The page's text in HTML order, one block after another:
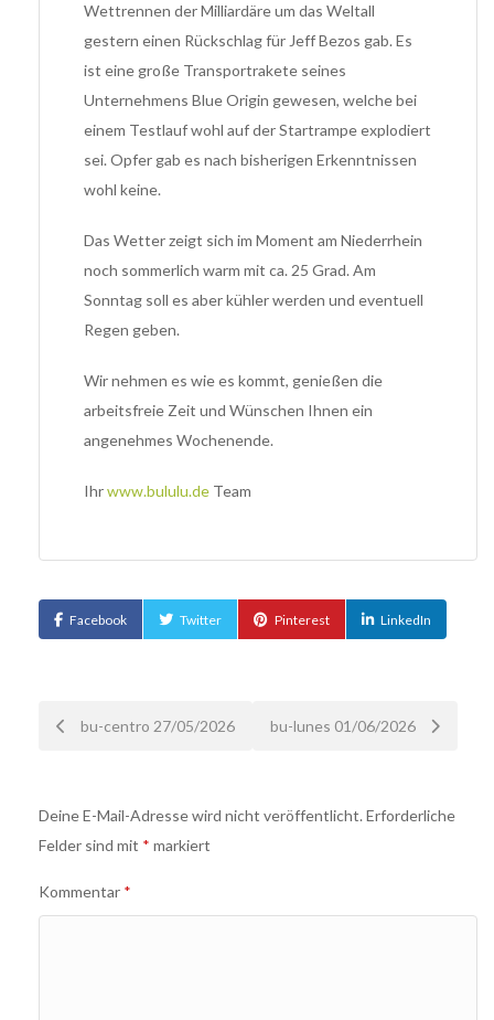
Wettrennen der Milliardäre um das Weltall
gestern einen Rückschlag für Jeff Bezos gab. Es
ist eine große Transportrakete seines
Unternehmens Blue Origin gewesen, welche bei
einem Testlauf wohl auf der Startrampe explodiert
sei. Opfer gab es nach bisherigen Erkenntnissen
wohl keine.
Das Wetter zeigt sich im Moment am Niederrhein
noch sommerlich warm mit ca. 25 Grad. Am
Sonntag soll es aber kühler werden und eventuell
Regen geben.
Wir nehmen es wie es kommt, genießen die
arbeitsfreie Zeit und Wünschen Ihnen ein
angenehmes Wochenende.
Ihrwww.bululu.de Team
Facebook Twitter Pinterest LinkedIn
Nach
Navigation
bu-centro 27/05/2026 bu-lunes 01/06/2026
Deine E-Mail-Adresse wird nicht veröffentlicht. Erforderliche
Felder sind mit * markiert
Kommentar *